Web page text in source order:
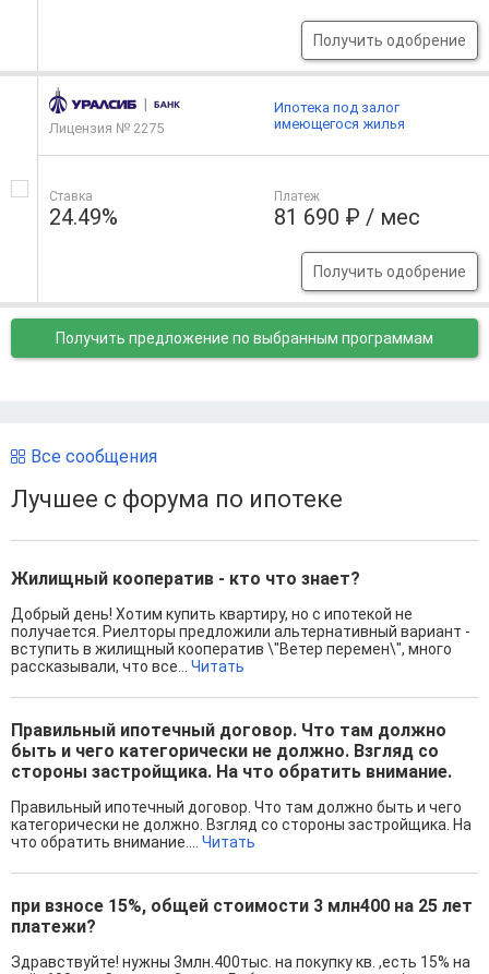
Получить одобрение
Лицензия № 2275
Ставка
24.49%
Платеж
81 690 ₽ / мес
Получить одобрение
Ипотека под залог
имеющегося жилья
Получить предложение по выбранным программам
Все сообщения
Лучшее с форума по ипотеке
Жилищный кооператив - кто что знает?
Добрый день! Хотим купить квартиру, но с ипотекой не
получается. Риелторы предложили альтернативный вариант -
вступить в жилищный кооператив \"Ветер перемен\", много
рассказывали, что все... Читать
Правильный ипотечный договор. Что там должно
быть и чего категорически не должно. Взгляд со
стороны застройщика. На что обратить внимание.
Правильный ипотечный договор. Что там должно быть и чего
категорически не должно. Взгляд со стороны застройщика. На
что обратить внимание.... Читать
при взносе 15%, общей стоимости 3 млн400 на 25 лет
платежи?
Здравствуйте! нужны 3млн.400тыс. на покупку кв. ,есть 15% на